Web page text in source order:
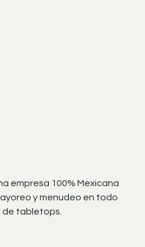
empresa 100% Mexicana
y menudeo en todo
de tabletops.